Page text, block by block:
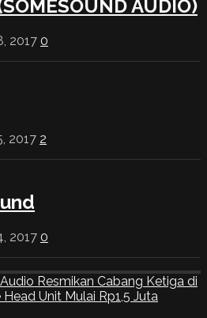
AUDIO)
2017 0
2017 2
2017 0